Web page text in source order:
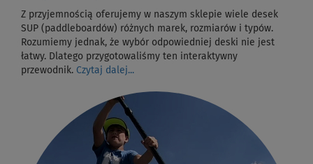
Z przyjemnością oferujemy w naszym sklepie wiele desek
SUP (paddleboardów) różnych marek, rozmiarów i typów.
Rozumiemy jednak, że wybór odpowiedniej deski nie jest
łatwy. Dlatego przygotowaliśmy ten interaktywny
przewodnik. Czytaj dalej...